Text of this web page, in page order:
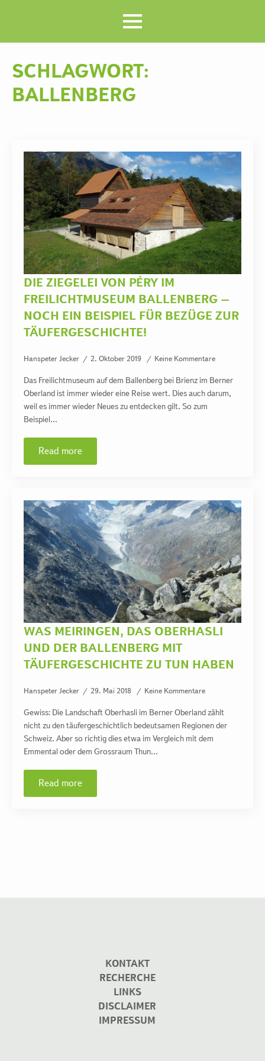
SCHLAGWORT:
BALLENBERG
DIE ZIEGELEI VON PÉRY IM
FREILICHTMUSEUM BALLENBERG –
NOCH EIN BEISPIEL FÜR BEZÜGE ZUR
TÄUFERGESCHICHTE!
Hanspeter Jecker 2. Oktober 2019 Keine Kommentare
Das Freilichtmuseum auf dem Ballenberg bei Brienz im Berner
Oberland ist immer wieder eine Reise wert. Dies auch darum,
weil es immer wieder Neues zu entdecken gilt. So zum
Beispiel…
Read more
WAS MEIRINGEN, DAS OBERHASLI
UND DER BALLENBERG MIT
TÄUFERGESCHICHTE ZU TUN HABEN
Hanspeter Jecker 29. Mai 2018 Keine Kommentare
Gewiss: Die Landschaft Oberhasli im Berner Oberland zählt
nicht zu den täufergeschichtlich bedeutsamen Regionen der
Schweiz. Aber so richtig dies etwa im Vergleich mit dem
Emmental oder dem Grossraum Thun…
Read more
KONTAKT
RECHERCHE
LINKS
DISCLAIMER
IMPRESSUM